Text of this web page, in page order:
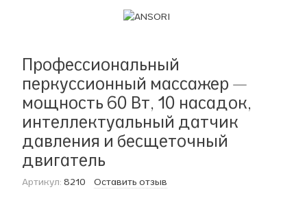
Профессиональный
перкуссионный массажер —
мощность 60 Вт, 10 насадок,
интеллектуальный датчик
давления и бесщеточный
двигатель
Артикул: 8210 Оставить отзыв